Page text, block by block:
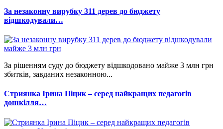
За незаконну вирубку 311 дерев до бюджету
відшкодували…
За рішенням суду до бюджету відшкодовано майже 3 млн грн
збитків, завданих незаконною...
Стриянка Ірина Піцик – серед найкращих педагогів
дошкілля…